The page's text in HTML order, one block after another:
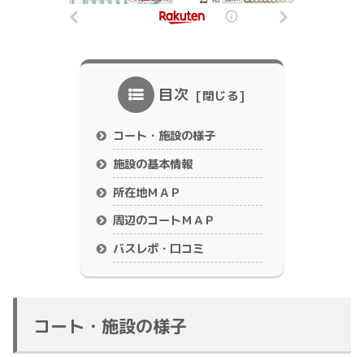
目次
コート・施設の様子
施設の基本情報
所在地ＭＡＰ
周辺のコートＭＡＰ
バスレポ・口コミ
コート・施設の様子